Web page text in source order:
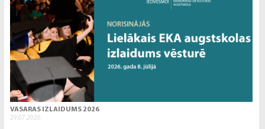
VASARAS IZLAIDUMS 2026
29.07.2026.